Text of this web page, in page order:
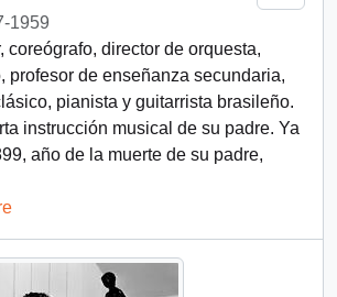
1959
coreógrafo, director de orquesta,
profesor de enseñanza secundaria,
pianista y guitarrista brasileño.
instrucción musical de su padre. Ya
año de la muerte de su padre,